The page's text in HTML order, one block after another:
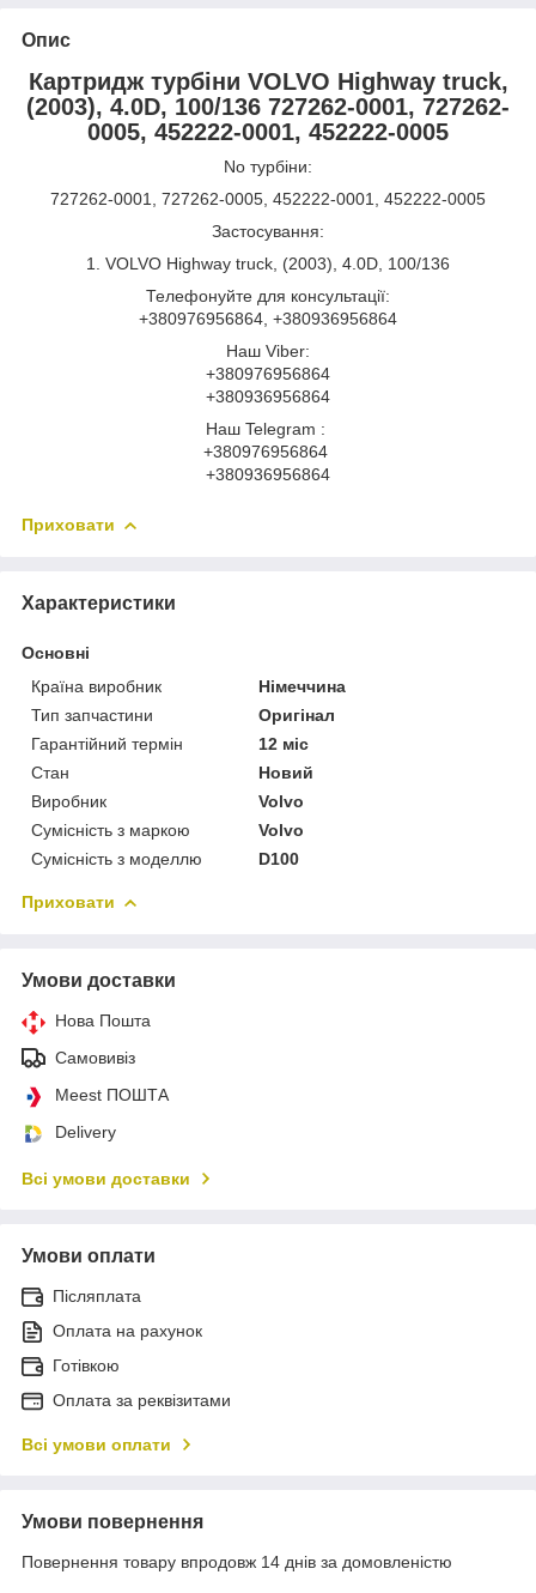
Опис
Картридж турбіни VOLVO Highway truck,
(2003), 4.0D, 100/136 727262-0001, 727262-
0005, 452222-0001, 452222-0005
No турбіни:
727262-0001, 727262-0005, 452222-0001, 452222-0005
Застосування:
1. VOLVO Highway truck, (2003), 4.0D, 100/136
Телефонуйте для консультації:
+380976956864, +380936956864
Наш Viber:
+380976956864
+380936956864
Наш Telegram :
+380976956864
+380936956864
Приховати
Характеристики
Основні
Країна виробник
Німеччина
Тип запчастини
Оригінал
Гарантійний термін
12 міс
Стан
Новий
Виробник
Volvo
Сумісність з маркою
Volvo
Сумісність з моделлю
D100
Приховати
Умови доставки
Нова Пошта
Самовивіз
Meest ПОШТА
Delivery
Всі умови доставки
Умови оплати
Післяплата
Оплата на рахунок
Готівкою
Оплата за реквізитами
Всі умови оплати
Умови повернення
Повернення товару впродовж 14 днів за домовленістю